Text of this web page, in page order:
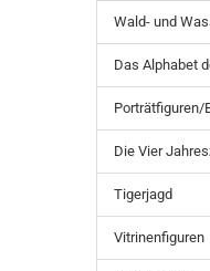
Wald- und
Das Alphabet
Porträtfiguren/
Die Vier
Tigerjagd
Vitrinenfiguren